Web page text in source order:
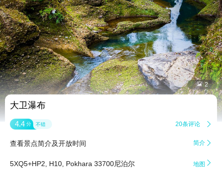
 2
大卫瀑布
4.4 分 不错 20条评论 
查看景点简介及开放时间 简介 
5XQ5+HP2, H10, Pokhara 33700尼泊尔 地图 
